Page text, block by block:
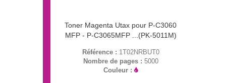
Toner Magenta Utax pour P-C3060
MFP - P-C3065MFP ...(PK-5011M)
Référence : 1T02NRBUT0
Nombre de pages : 5000
Couleur :